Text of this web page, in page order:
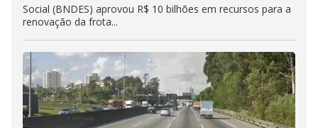
Social (BNDES) aprovou R$ 10 bilhões em recursos para a
renovação da frota...